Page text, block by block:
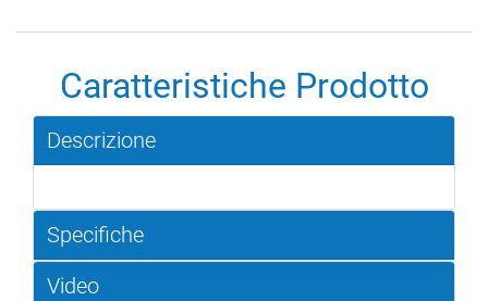
Caratteristiche Prodotto
Descrizione
Specifiche
Video